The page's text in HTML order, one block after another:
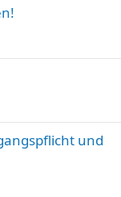
und